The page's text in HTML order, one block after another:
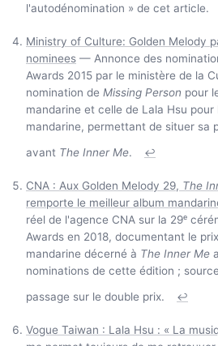
l'autodénomination » de cet article.
Ministry of Culture: Golden Melody
nominees — Annonce des
Awards 2015 par le ministère de la
nomination de Missing Person pour
mandarine et celle de Lala Hsu
mandarine, permettant de situer sa
avant The Inner Me. ↩
CNA : Aux Golden Melody 29, The
remporte le meilleur album
réel de l'agence CNA sur la 29ᵉ
Awards en 2018, documentant le
mandarine décerné à The Inner Me
nominations de cette édition ;
passage sur le double prix.
↩
Vogue Taiwan : Lala Hsu : « La